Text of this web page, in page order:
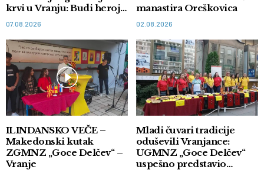
krvi u Vranju: Budi heroj,
doniraj krv
07.08.2026
manastira Oreškovica
02.08.2026
ILINDANSKO VEČE –
Makedonski kutak
ZGMNZ „Goce Delčev“ –
Vranje
Mladi čuvari tradicije
oduševili Vranjance:
UGMNZ „Goce Delčev“
uspešno predstavio